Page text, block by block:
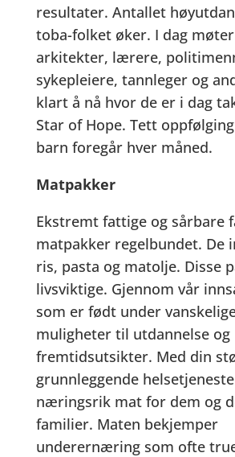
resultater. Antallet
toba-folket øker. I dag
arkitekter, lærere,
sykepleiere, tannleger og
klart å nå hvor de er i dag
Star of Hope. Tett
barn foregår hver måned.
Matpakker
Ekstremt fattige og sårbare
matpakker regelbundet. De
ris, pasta og matolje. Disse
livsviktige. Gjennom vår
som er født under
muligheter til utdannelse
fremtidsutsikter. Med din
grunnleggende
næringsrik mat for dem og
familier. Maten bekjemper
underernæring som ofte